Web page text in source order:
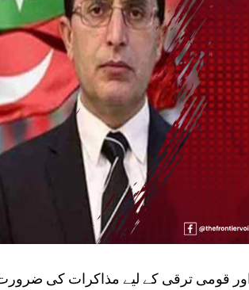
قومی ترقی کے لیے مذاکرات کی ضرورت